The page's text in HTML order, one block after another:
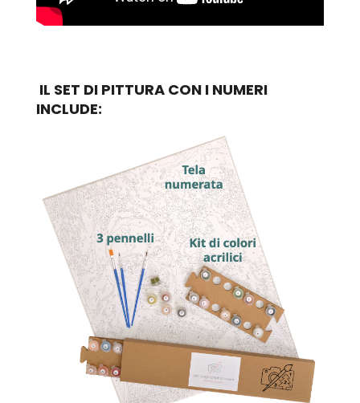
IL SET DI PITTURA CON I NUMERI
INCLUDE: